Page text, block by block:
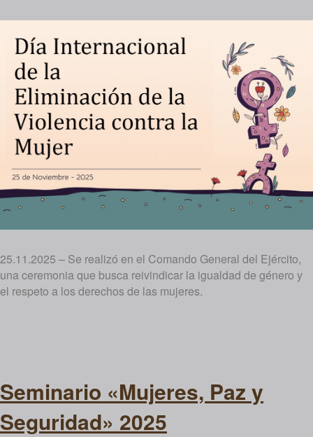
25.11.2025 – Se realizó en el Comando General del Ejército,
una ceremonia que busca reivindicar la igualdad de género y
el respeto a los derechos de las mujeres.
Seminario «Mujeres, Paz y
Seguridad» 2025